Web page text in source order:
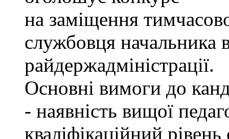
на заміщення
службовця начальника
райдержадміністрації.
Основні вимоги до
- наявність вищої
кваліфікаційний рівень